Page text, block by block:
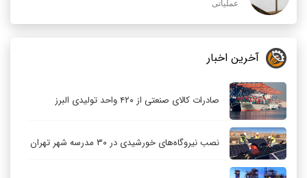
عملیاتی
آخرین اخبار
صادرات کالای صنعتی از ۴۲۰ واحد تولیدی البرز
نصب نیروگاه‌های خورشیدی در ۳۰ مدرسه شهر تهران